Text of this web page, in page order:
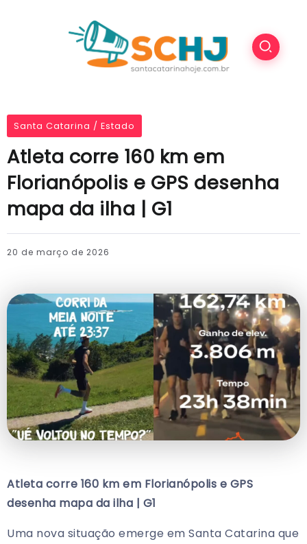
Santa Catarina / Estado
Atleta corre 160 km em
Florianópolis e GPS desenha
mapa da ilha | G1
20 de março de 2026
Atleta corre 160 km em Florianópolis e GPS
desenha mapa da ilha | G1
Uma nova situação emerge em Santa Catarina que